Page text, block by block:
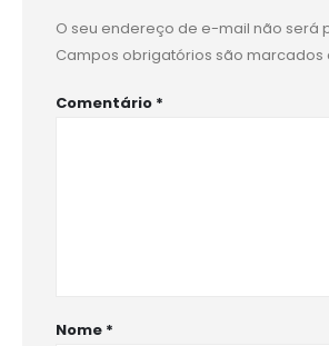
O seu endereço de e-mail não será
Campos obrigatórios são marcados
Comentário *
Nome *